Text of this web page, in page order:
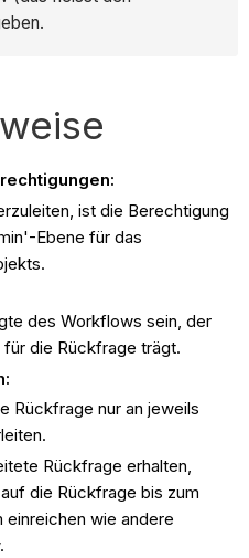
ist die Berechtigung
Ebene für das
des Workflows sein, der
die Rückfrage trägt.
Rückfrage nur an jeweils
Rückfrage erhalten,
die Rückfrage bis zum
einreichen wie andere